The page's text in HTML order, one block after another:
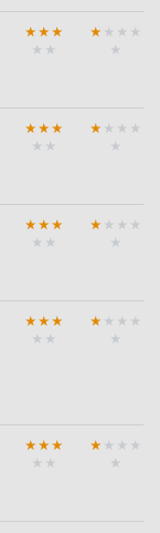
★ ★ ★
★ ★
★ ★ ★ ★
★
★ ★ ★
★ ★
★ ★ ★ ★
★
★ ★ ★
★ ★
★ ★ ★ ★
★
★ ★ ★
★ ★
★ ★ ★ ★
★
★ ★ ★
★ ★
★ ★ ★ ★
★